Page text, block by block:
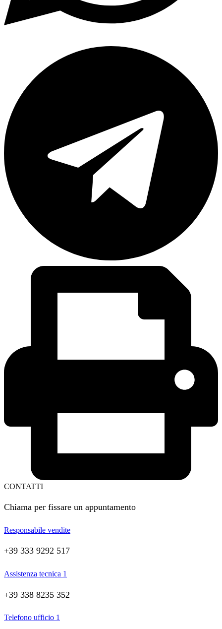
CONTATTI
Chiama per fissare un appuntamento
Responsabile vendite
+39 333 9292 517
Assistenza tecnica 1
+39 338 8235 352
Telefono ufficio 1